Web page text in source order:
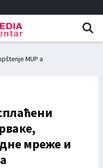
MUP a
Ангажовање цистерне за превоз питке воде у случајевима настанка проблема са водоснабдевањем
мреже и